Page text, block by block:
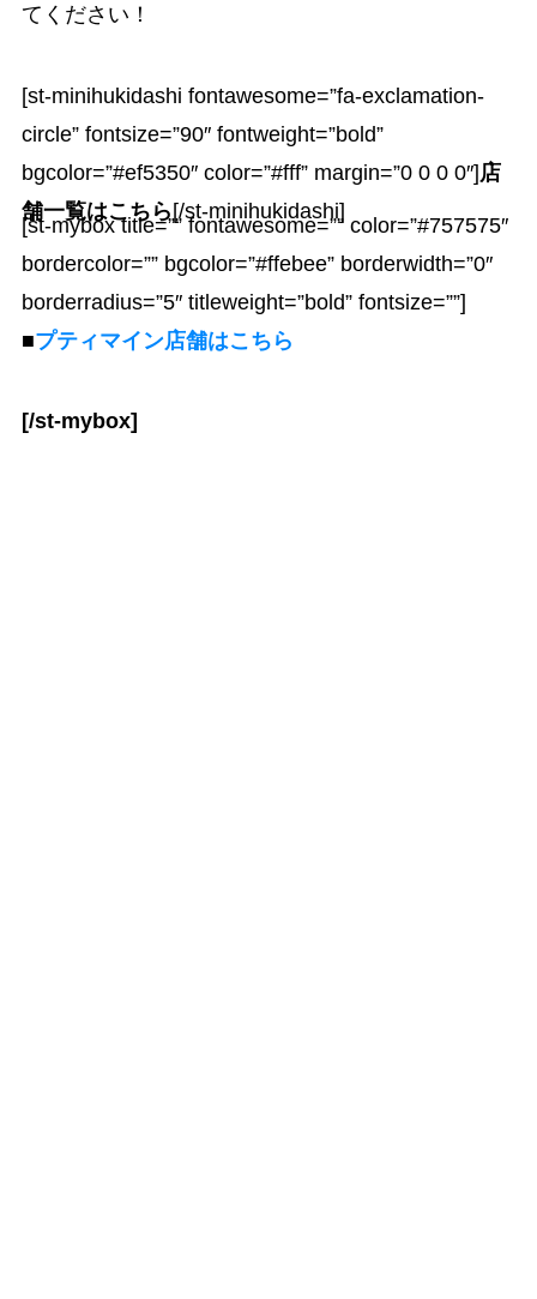
てください！
[st-minihukidashi fontawesome=”fa-exclamation-
circle” fontsize=”90″ fontweight=”bold”
bgcolor=”#ef5350″ color=”#fff” margin=”0 0 0 0″]店
舗一覧はこちら[/st-minihukidashi]
[st-mybox title=”” fontawesome=”” color=”#757575″
bordercolor=”” bgcolor=”#ffebee” borderwidth=”0″
borderradius=”5″ titleweight=”bold” fontsize=””]
■プティマイン店舗はこちら
[/st-mybox]